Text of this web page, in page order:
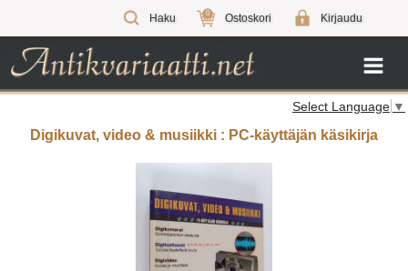
Haku 0 Ostoskori Kirjaudu
Select Language ▼
Digikuvat, video & musiikki : PC-käyttäjän käsikirja